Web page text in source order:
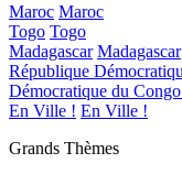
Maroc Maroc
Togo Togo
Madagascar Madagascar
République
Démocratique du
En Ville ! En Ville !
Grands Thèmes